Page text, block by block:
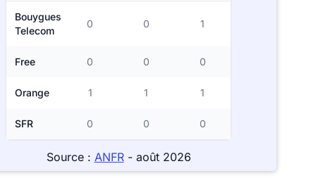
Bouygues
Telecom
0 0 1
Free 0 0 0
Orange 1 1 1
SFR 0 0 0
Source : ANFR- août 2026